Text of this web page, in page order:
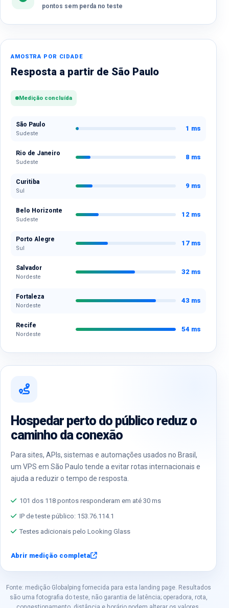
pontos sem perda no teste
AMOSTRA POR CIDADE
Resposta a partir de São Paulo
Medição concluída
São Paulo
Sudeste
1 ms
Rio de Janeiro
Sudeste
8 ms
Curitiba
Sul
9 ms
Belo Horizonte
Sudeste
12 ms
Porto Alegre
Sul
17 ms
Salvador
Nordeste
32 ms
Fortaleza
Nordeste
43 ms
Recife
Nordeste
54 ms
Hospedar perto do público reduz o
caminho da conexão
Para sites, APIs, sistemas e automações usados no Brasil,
um VPS em São Paulo tende a evitar rotas internacionais e
ajuda a reduzir o tempo de resposta.
101 dos 118 pontos responderam em até 30 ms
IP de teste público: 153.76.114.1
Testes adicionais pelo Looking Glass
Abrir medição completa
Fonte: medição Globalping fornecida para esta landing page. Resultados
são uma fotografia do teste, não garantia de latência; operadora, rota,